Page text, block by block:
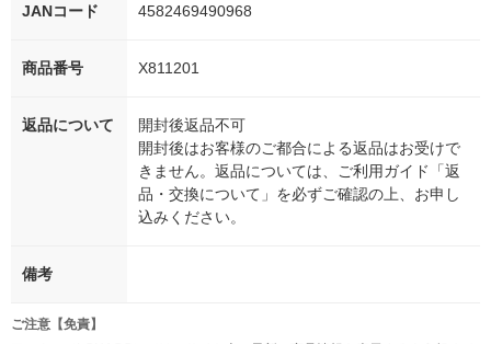
JANコード 4582469490968
商品番号 X811201
返品について
開封後返品不可
開封後はお客様のご都合による返品はお受けで
きません。返品については、ご利用ガイド「返
品・交換について」を必ずご確認の上、お申し
込みください。
備考
ご注意【免責】